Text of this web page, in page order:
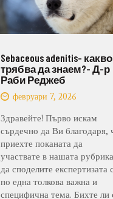
Sebaceous adenitis- какво
трябва да знаем?- Д-р
Раби Реджеб
февруари 7, 2026
Здравейте! Първо искам
сърдечно да Ви благодаря,
приехте поканата да
участвате в нашата
да споделите експертизата
по една толкова важна и
специфична тема. Бихте ли